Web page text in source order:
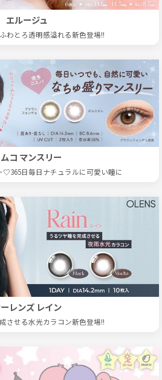
エルージュ
わとろ透明感溢れる新色登場!!
コ マンスリー
♡365日毎日ナチュラルに可愛い瞳に
レンズ レイン
させる水光カラコン新色登場!!